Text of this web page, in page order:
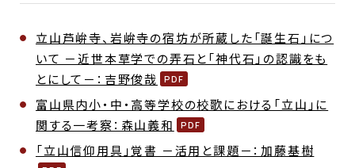
立山芦峅寺、岩峅寺の宿坊が所蔵した「誕生石」につ
いて －近世本草学での弄石と「神代石」の認識をも
とにして－：吉野俊哉
富山県内小・中・高等学校の校歌における「立山」に
関する一考察：森山義和
「立山信仰用具」覚書 －活用と課題－：加藤基樹